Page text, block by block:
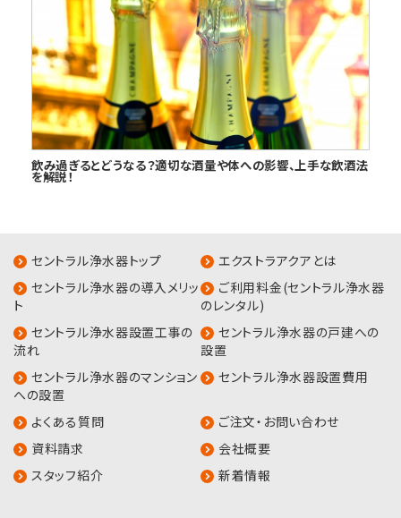
飲み過ぎるとどうなる？適切な酒量や体への影響、上手な飲酒法
を解説！
セントラル浄水器トップ
エクストラアクアとは
セントラル浄水器の導入メリッ
ト
ご利用料金(セントラル浄水器
のレンタル)
セントラル浄水器設置工事の
流れ
セントラル浄水器の戸建への
設置
セントラル浄水器のマンション
への設置
セントラル浄水器設置費用
よくある質問
ご注文・お問い合わせ
資料請求
会社概要
スタッフ紹介
新着情報